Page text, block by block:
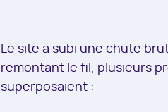
Le site a subi une chute
remontant le fil, plusieurs
superposaient :